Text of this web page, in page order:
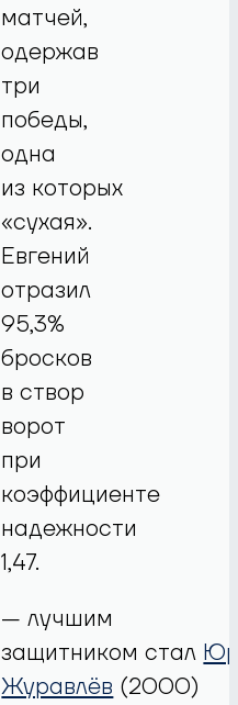
матчей,
одержав
три
победы,
одна
из которых
«сухая».
Евгений
отразил
95,3%
бросков
в створ
ворот
при
коэффициенте
надежности
1,47.
— лучшим
защитником стал
Журавлёв (2000)